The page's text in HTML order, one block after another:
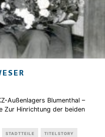
Außenlagers Blumenthal –
Zur Hinrichtung der beiden
STADTTEILE TITELSTORY